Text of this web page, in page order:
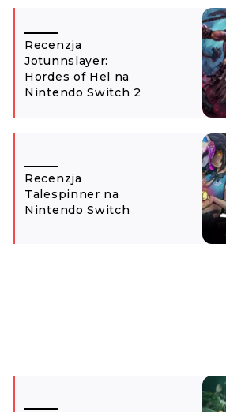
Recenzja
Jotunnslayer:
Hordes of Hel na
Nintendo Switch 2
Recenzja
Talespinner na
Nintendo Switch